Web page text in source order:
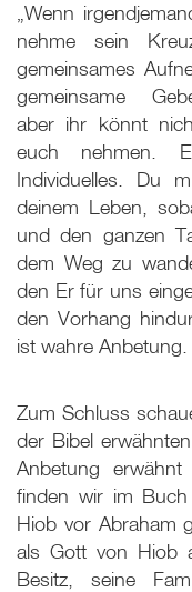
„Wenn
nehme sein
gemeinsames
gemeinsame
aber ihr könnt
euch nehmen.
Individuelles. Du
deinem Leben,
und den ganzen
dem Weg zu
den Er für uns
den Vorhang
ist wahre Anbetung.
Zum Schluss
der Bibel
Anbetung
finden wir im
Hiob vor Abraham
als Gott von Hiob
Besitz, seine